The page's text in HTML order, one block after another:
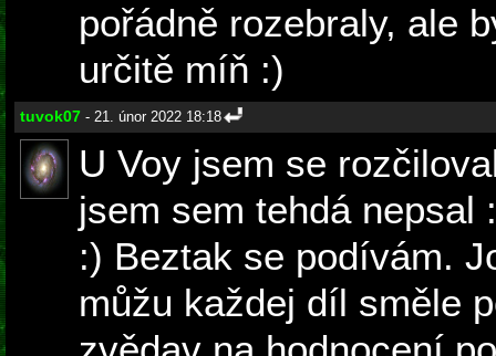
pořádně rozebraly, ale
určitě míň :)
tuvok07 - 21. únor 2022 18:18
U Voy jsem se
jsem sem tehdá nepsal
:) Beztak se podívám.
můžu každej díl směle